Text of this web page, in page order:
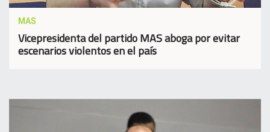
MAS
Vicepresidenta del partido MAS aboga por evitar
escenarios violentos en el país